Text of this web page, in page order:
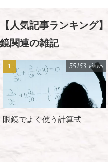
【人気記事ランキング
鏡関連の雑記
眼鏡でよく使う計算式
55153 views